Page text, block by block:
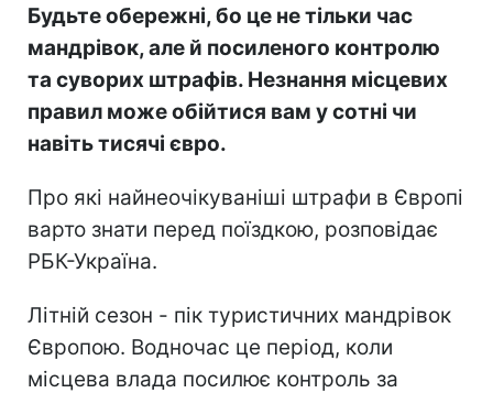
Будьте обережні, бо це не тільки час
мандрівок, але й посиленого контролю
та суворих штрафів. Незнання місцевих
правил може обійтися вам у сотні чи
навіть тисячі євро.
Про які найнеочікуваніші штрафи в Європі
варто знати перед поїздкою, розповідає
РБК-Україна.
Літній сезон - пік туристичних мандрівок
Європою. Водночас це період, коли
місцева влада посилює контроль за